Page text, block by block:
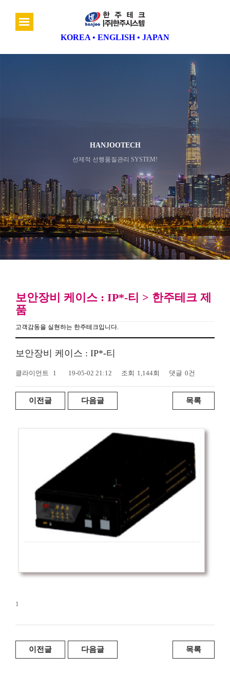
KOREA • ENGLISH • JAPAN
HANJOOTECH
선제적 선행품질관리 SYSTEM!
보안장비 케이스 : IP*-티 > 한주테크 제
품
고객감동을 실현하는 한주테크입니다.
보안장비 케이스 : IP*-티
클라이언트 1 19-05-02 21:12 조회 1,144회 댓글 0건
이전글 다음글 목록
1
이전글 다음글 목록